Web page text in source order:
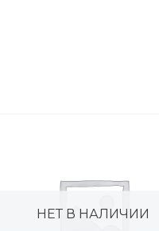
НЕТ В НАЛИЧИИ